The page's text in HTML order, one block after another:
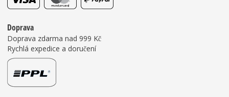
Doprava
Doprava zdarma nad 999 Kč
Rychlá expedice a doručení